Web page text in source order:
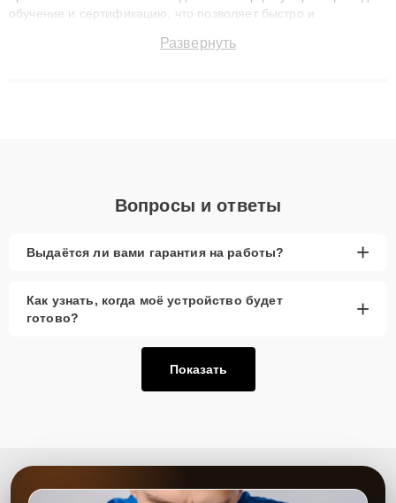
обучение и сертификацию, что позволяет быстро и
сохранением гарантии до 3 лет. Наши мастера решают
Развернуть
Вопросы и ответы
Выдаётся ли вами гарантия на работы? +
Как узнать, когда моё устройство будет
готово?
+
Показать